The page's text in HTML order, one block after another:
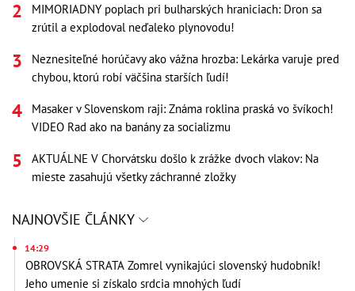
MIMORIADNY poplach pri bulharských hraniciach: Dron sa
zrútil a explodoval neďaleko plynovodu!
Neznesiteľné horúčavy ako vážna hrozba: Lekárka varuje pred
chybou, ktorú robí väčšina starších ľudí!
Masaker v Slovenskom raji: Známa roklina praská vo švíkoch!
VIDEO Rad ako na banány za socializmu
AKTUÁLNE V Chorvátsku došlo k zrážke dvoch vlakov: Na
mieste zasahujú všetky záchranné zložky
NAJNOVŠIE ČLÁNKY
14:29
OBROVSKÁ STRATA Zomrel vynikajúci slovenský hudobník!
Jeho umenie si získalo srdcia mnohých ľudí